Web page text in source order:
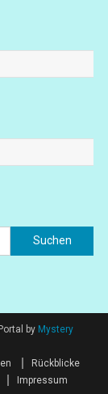
Suchen
nach:
by Mystery
Rückblicke
Impressum